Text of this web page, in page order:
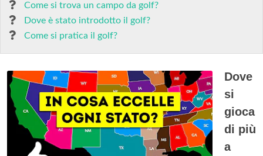
Come si trova un campo da golf?
Dove è stato introdotto il golf?
Come si pratica il golf?
Dove
si
gioca
di più
a